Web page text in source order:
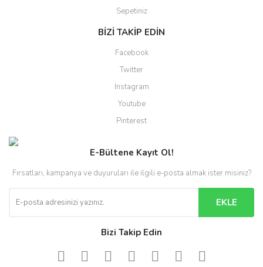
Sepetiniz
BİZİ TAKİP EDİN
Facebook
Twitter
Instagram
Youtube
Pinterest
E-Bültene Kayıt Ol!
Fırsatları, kampanya ve duyuruları ile ilgili e-posta almak ister misiniz?
EKLE
Bizi Takip Edin